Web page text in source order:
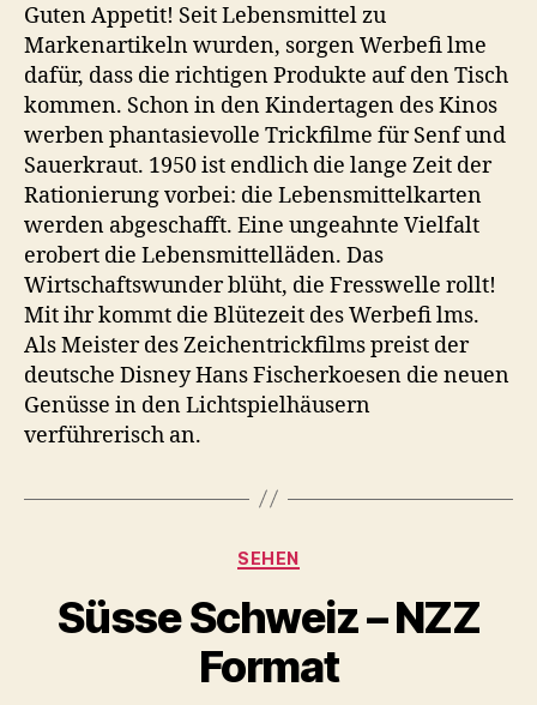
Lebensmittel
im
Werbefilm
Guten Appetit! Seit Lebensmittel zu
Markenartikeln wurden, sorgen Werbefi lme
dafür, dass die richtigen Produkte auf den Tisch
kommen. Schon in den Kindertagen des Kinos
werben phantasievolle Trickfilme für Senf und
Sauerkraut. 1950 ist endlich die lange Zeit der
Rationierung vorbei: die Lebensmittelkarten
werden abgeschafft. Eine ungeahnte Vielfalt
erobert die Lebensmittelläden. Das
Wirtschaftswunder blüht, die Fresswelle rollt!
Mit ihr kommt die Blütezeit des Werbefi lms.
Als Meister des Zeichentrickfilms preist der
deutsche Disney Hans Fischerkoesen die neuen
Genüsse in den Lichtspielhäusern
verführerisch an.
Kategorien
SEHEN
Süsse Schweiz – NZZ
Format